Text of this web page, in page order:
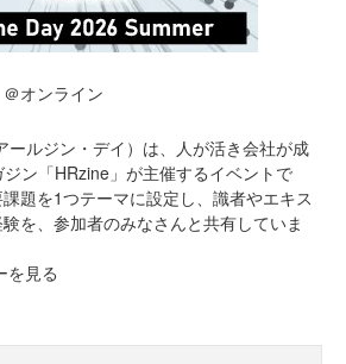
オンライン
ールジン・デイ）は、人が活き会社が成
ン「HRzine」が主催するイベントで
題を1つテーマに設定し、識者やエキス
を、参加者のみなさんと共有していま
を見る